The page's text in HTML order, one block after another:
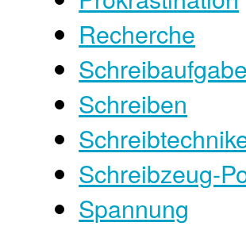
Recherche
Schreiben
Schreibzeug-
Spannung